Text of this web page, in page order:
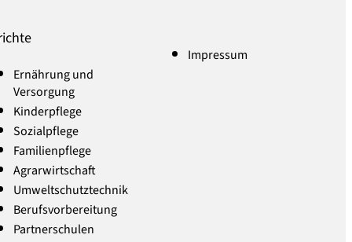
Ernährung und
Versorgung
Kinderpflege
Sozialpflege
Familienpflege
Agrarwirtschaft
Umweltschutztechnik
Berufsvorbereitung
Partnerschulen
Impressum